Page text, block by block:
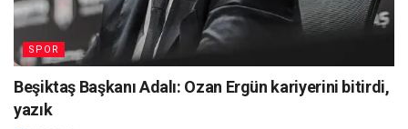
SPOR
Beşiktaş Başkanı Adalı: Ozan Ergün kariyerini bitirdi,
yazık